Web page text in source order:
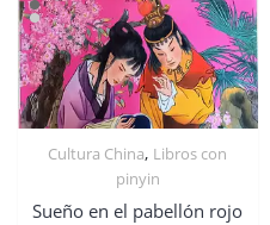
Cultura China, Libros con
pinyin
Sueño en el pabellón rojo